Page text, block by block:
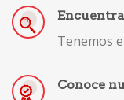
Tenemos
Conoce